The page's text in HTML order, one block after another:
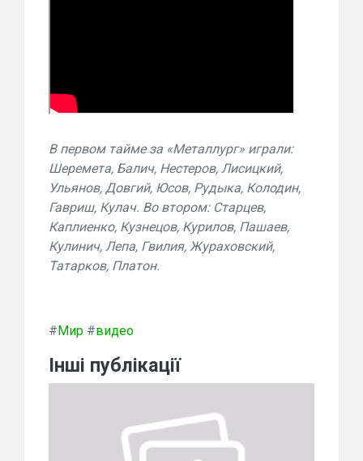
В первом тайме за «Металлург» играли:
Шеремета, Балич, Нестеров, Лисицкий,
Ульянов, Довгий, Юсов, Рудыка, Колодин,
Гавриш, Кулач. Во втором: Старцев,
Каплиенко, Кузнецов, Курилов, Пашаев,
Кулинич, Лепа, Гвилия, Жураховский,
Татарков, Платон.
#Мир #видео
Інші публікації